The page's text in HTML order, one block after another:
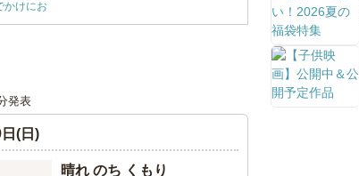
かけにお
発表
(日)
晴れ のち くもり